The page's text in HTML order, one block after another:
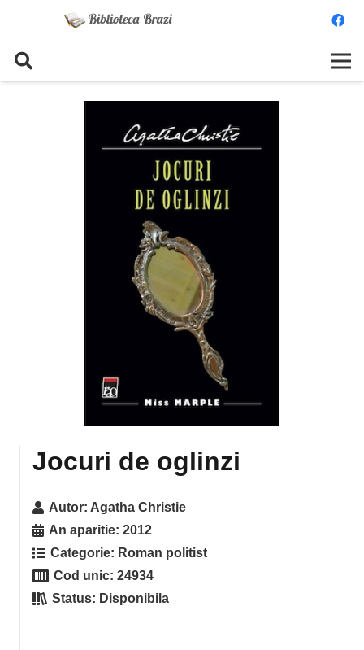
Jocuri de oglinzi
Autor: Agatha Christie
An aparitie:2012
Categorie: Roman politist
Cod unic:24934
Status: Disponibila